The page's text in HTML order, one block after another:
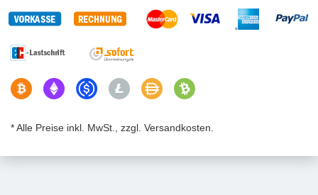
* Alle Preise inkl. MwSt., zzgl. Versandkosten.